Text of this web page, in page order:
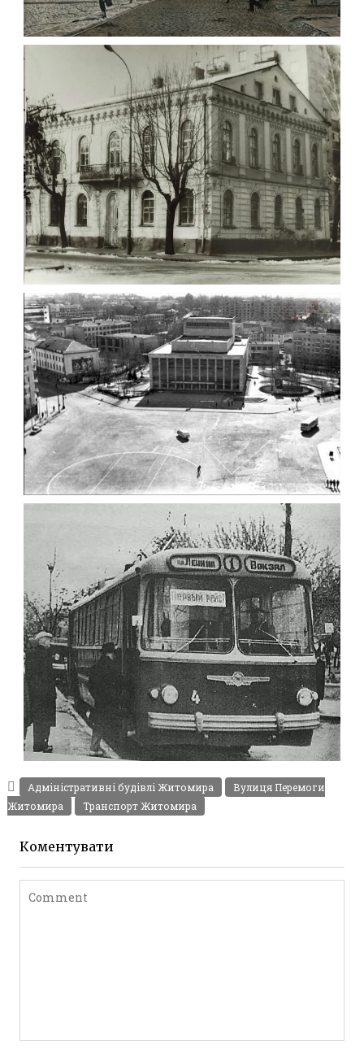
ВУЛИЦЯ ЧУДНІВСЬКА ЖИТОМИР 1934
Фото Житомира періоду
від 1917 року до початку
Другої світової війни.
Leave a comment
БУДИНОК МІСЬКОГО ГОЛОВИ І.
СТАРОСВІТСЬКОГО ЖИТОМИР
Фото Житомир (1960-
1970)
Leave a comment
ФОТО ЖИТОМИРА 1982
Фото Житомир (1980-
1990)
Leave a comment
ПЕРШІ ЗІУ-5 ТРОЛЕЙБУСИ ЖИТОМИРА 1962
Фото Житомир (1960-
1970)
Leave a comment
Адміністративні будівлі Житомира
Вулиця Перемоги
Житомира
Транспорт Житомира
Коментувати